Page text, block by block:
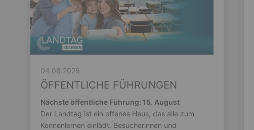
04.08.2026
ÖFFENTLICHE FÜHRUNGEN
Nächste öffentliche Führung: 15. August
Der Landtag ist ein offenes Haus, das alle zum
Kennenlernen einlädt. Besucherinnen und